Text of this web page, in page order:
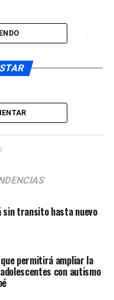
perdió la vida fue
Oyarzún, de
por cultivo de
de una explosión de
sin transito hasta nuevo
permitirá ampliar la
con autismo